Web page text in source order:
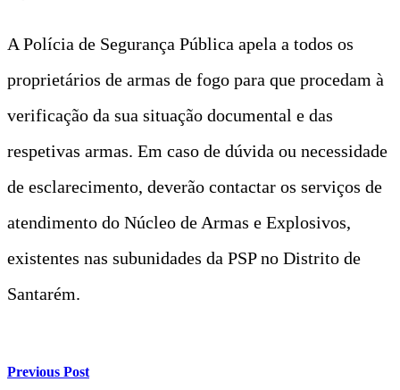
A Polícia de Segurança Pública apela a todos os
proprietários de armas de fogo para que procedam à
verificação da sua situação documental e das
respetivas armas. Em caso de dúvida ou necessidade
de esclarecimento, deverão contactar os serviços de
atendimento do Núcleo de Armas e Explosivos,
existentes nas subunidades da PSP no Distrito de
Santarém.
Previous Post